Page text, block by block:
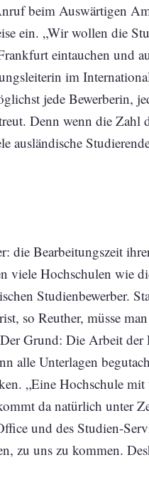
beim Auswärtigen
ein. „Wir wollen die
eintauchen und
im
jede Bewerberin,
Denn wenn die Zahl
ausländische
die Bearbeitungszeit
viele Hochschulen wie
Studienbewerber.
so Reuther, müsse
Grund: Die Arbeit der
alle Unterlagen
„Eine Hochschule mit
da natürlich unter
und des Studien-
zu uns zu kommen.